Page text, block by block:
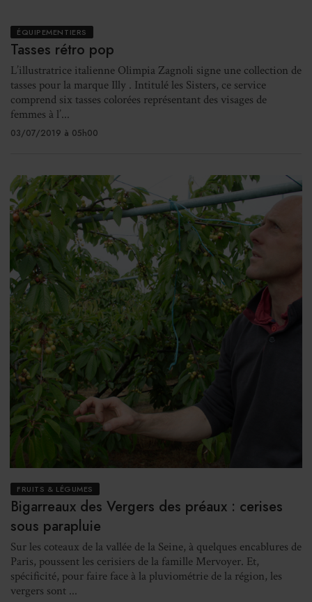
ÉQUIPEMENTIERS
Tasses rétro pop
L’illustratrice italienne Olimpia Zagnoli signe une collection de
tasses pour la marque Illy . Intitulé les Sisters, ce service
comprend six tasses colorées représentant des visages de
femmes à l’...
03/07/2019 à 05h00
FRUITS & LÉGUMES
Bigarreaux des Vergers des préaux : cerises
sous parapluie
Sur les coteaux de la vallée de la Seine, à quelques encablures de
Paris, poussent les cerisiers de la famille Mervoyer. Et,
spécificité, pour faire face à la pluviométrie de la région, les
vergers sont ...